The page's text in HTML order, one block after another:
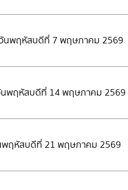
นพฤหัสบดีที่ 7 พฤษภาคม 2569
พฤหัสบดีที่ 14 พฤษภาคม 2569
พฤหัสบดีที่ 21 พฤษภาคม 2569